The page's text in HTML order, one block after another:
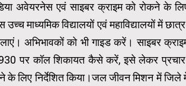
अवेयरनेस एवं साइबर क्राइम को रोकने के
माध्यमिक विद्यालयों एवं महाविद्यालयों में
अभिभावकों को भी गाइड करें। साइबर
1930 पर कॉल शिकायत कैसे करें, इसे लेकर
के लिए निर्देशित किया।जल जीवन मिशन में जिले